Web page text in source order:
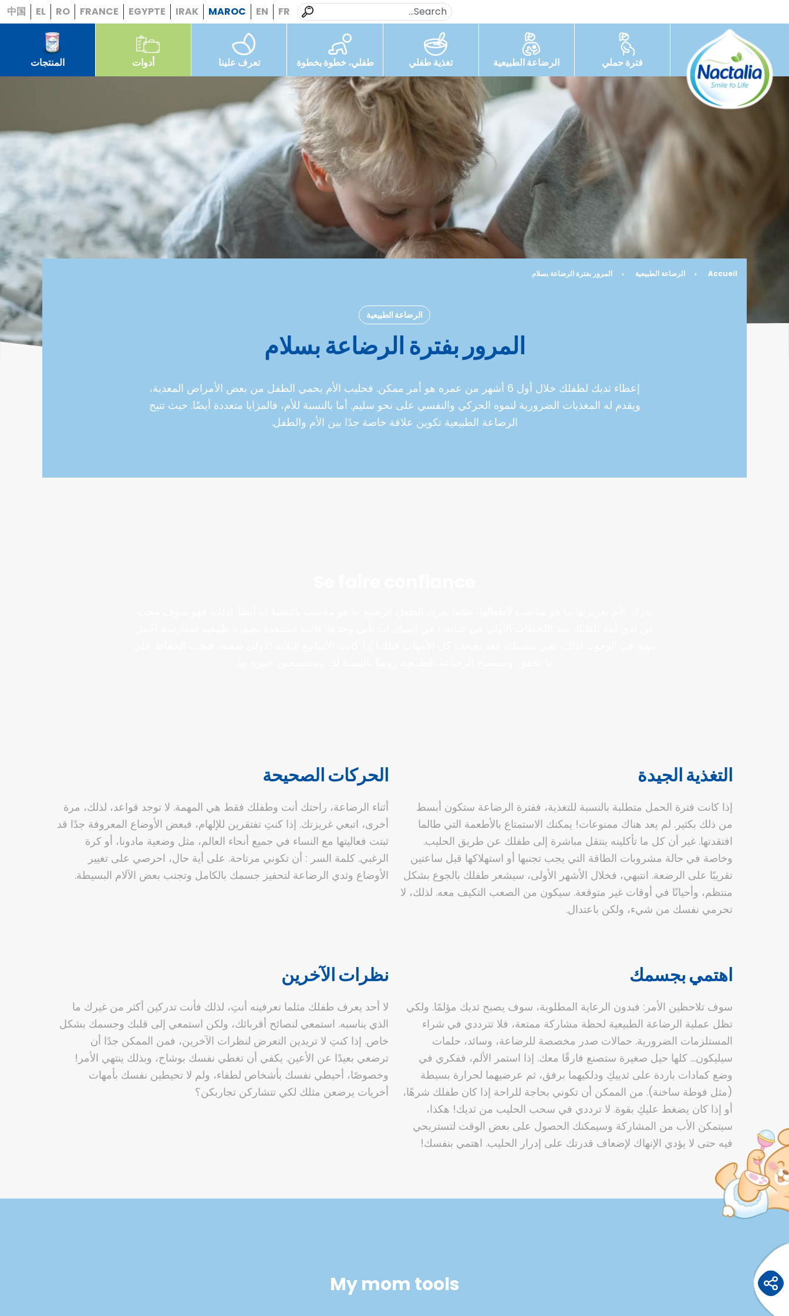
FR
EN
MAROC
IRAK
EGYPTE
FRANCE
RO
EL
中国
فترة حملي الرضاعة الطبيعية تغذية طفلي طفلي، خطوة بخطوة تعرف علينا أدوات المنتجات
Accueil
› الرضاعة الطبيعية › المرور بفترة الرضاعة بسلام
الرضاعة الطبيعية
المرور بفترة الرضاعة بسلام
إعطاء ثديك لطفلك خلال أول 6 أشهر من عمره هو أمر ممكن. فحليب الأم يحمي الطفل من بعض الأمراض المعدية،
ويقدم له المغذيات الضرورية لنموه الحركي والنفسي على نحو سليم. أما بالنسبة للأم، فالمزايا متعددة أيضًا. حيث تتيح
الرضاعة الطبيعية تكوين علاقة خاصة جدًا بين الأم والطفل.
التغذية الجيدة
إذا كانت فترة الحمل متطلبة بالنسبة للتغذية، ففترة الرضاعة ستكون أبسط
من ذلك بكثير. لم يعد هناك ممنوعات! يمكنك الاستمتاع بالأطعمة التي طالما
افتقدتها. غير أن كل ما تأكلينه ينتقل مباشرة إلى طفلك عن طريق الحليب.
وخاصة في حالة مشروبات الطاقة التي يجب تجنبها أو استهلاكها قبل ساعتين
تقريبًا على الرضعة. انتبهي، فخلال الأشهر الأولى، سيشعر طفلك بالجوع بشكل
منتظم، وأحيانًا في أوقات غير متوقعة. سيكون من الصعب التكيف معه. لذلك، لا
تحرمي نفسك من شيء، ولكن باعتدال.
الحركات الصحيحة
أثناء الرضاعة، راحتك أنت وطفلك فقط هي المهمة. لا توجد قواعد، لذلك، مرة
أخرى، اتبعي غريزتك. إذا كنتِ تفتقرين للإلهام، فبعض الأوضاع المعروفة جدًا قد
ثبتت فعاليتها مع النساء في جميع أنحاء العالم، مثل وضعية مادونا، أو كرة
الرغبي. كلمة السر : أن تكوني مرتاحة. على أية حال، احرصي على تغيير
الأوضاع وثدي الرضاعة لتحفيز جسمك بالكامل وتجنب بعض الآلام البسيطة.
اهتمي بجسمك
سوف تلاحظين الأمر: فبدون الرعاية المطلوبة، سوف يصبح ثديك مؤلمًا. ولكي
تظل عملية الرضاعة الطبيعية لحظة مشاركة ممتعة، فلا تترددي في شراء
المستلزمات الضرورية. حمالات صدر مخصصة للرضاعة، وسائد، حلمات
سيليكون… كلها حيل صغيرة ستصنع فارقًا معك. إذا استمر الألم، ففكري في
وضع كمادات باردة على ثدييكِ ودلكيهما برفق، ثم عرضيهما لحرارة بسيطة
(مثل فوطة ساخنة). من الممكن أن تكوني بحاجة للراحة إذا كان طفلك شرهًا،
أو إذا كان يضغط عليكِ بقوة. لا ترددي في سحب الحليب من ثديك! هكذا،
سيتمكن الأب من المشاركة وسيمكنك الحصول على بعض الوقت لتستريحي
فيه حتى لا يؤدي الإنهاك لإضعاف قدرتك على إدرار الحليب. اهتمي بنفسك!
نظرات الآخرين
لا أحد يعرف طفلك مثلما تعرفينه أنتِ، لذلك فأنت تدركين أكثر من غيرك ما
الذي يناسبه. استمعي لنصائح أقربائك، ولكن استمعي إلى قلبك وجسمك بشكل
خاص. إذا كنتِ لا تريدين التعرض لنظرات الآخرين، فمن الممكن جدًا أن
ترضعي بعيدًا عن الأعين. يكفي أن تغطي نفسك بوشاح، وبذلك ينتهي الأمر!
وخصوصًا، أحيطي نفسك بأشخاص لطفاء، ولم لا تحيطين نفسك بأمهات
أخريات يرضعن مثلك لكي تتشاركن تجاربكن؟
My mom tools